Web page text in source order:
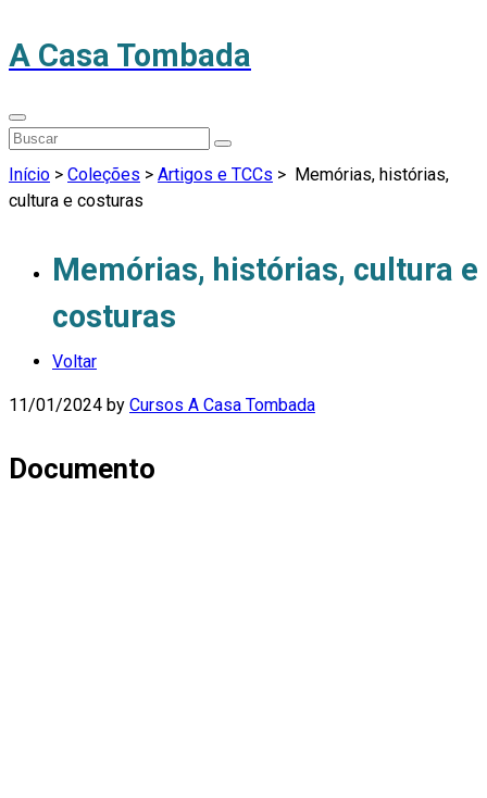
A Casa Tombada
Início > Coleções > Artigos e TCCs > Memórias, histórias,
cultura e costuras
Memórias, histórias, cultura e
costuras
Voltar
11/01/2024 by Cursos A Casa Tombada
Documento